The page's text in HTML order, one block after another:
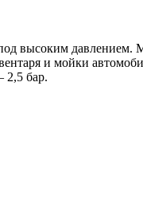
высоким давлением.
и мойки
2,5 бар.